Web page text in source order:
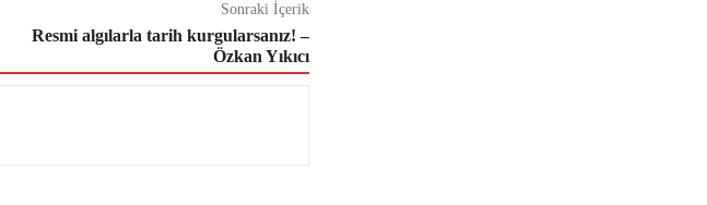
Sonraki İçerik
Resmi algılarla tarih kurgularsanız! –
Özkan Yıkıcı